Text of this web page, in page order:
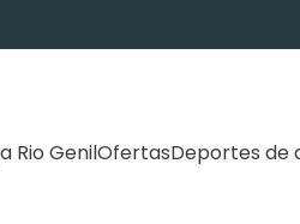
Rio GenilOfertasDeportes de